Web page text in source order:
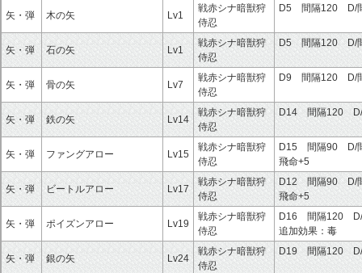
矢・弾 木の矢 Lv1
戦赤シナ暗獣狩
侍忍
D5 間隔120 D/
矢・弾 石の矢 Lv1
戦赤シナ暗獣狩
侍忍
D5 間隔120 D/
矢・弾 骨の矢 Lv7
戦赤シナ暗獣狩
侍忍
D9 間隔120
矢・弾 鉄の矢 Lv14
戦赤シナ暗獣狩
侍忍
D14 間隔120
矢・弾 ファングアロー Lv15
戦赤シナ暗獣狩
侍忍
D15 間隔90 D/
飛命+5
矢・弾 ビートルアロー Lv17
戦赤シナ暗獣狩
侍忍
D12 間隔90 D/
飛命+5
矢・弾 ポイズンアロー Lv19
戦赤シナ暗獣狩
侍忍
D16 間隔120
追加効果： 毒
矢・弾 銀の矢 Lv24
戦赤シナ暗獣狩
侍忍
D19 間隔120